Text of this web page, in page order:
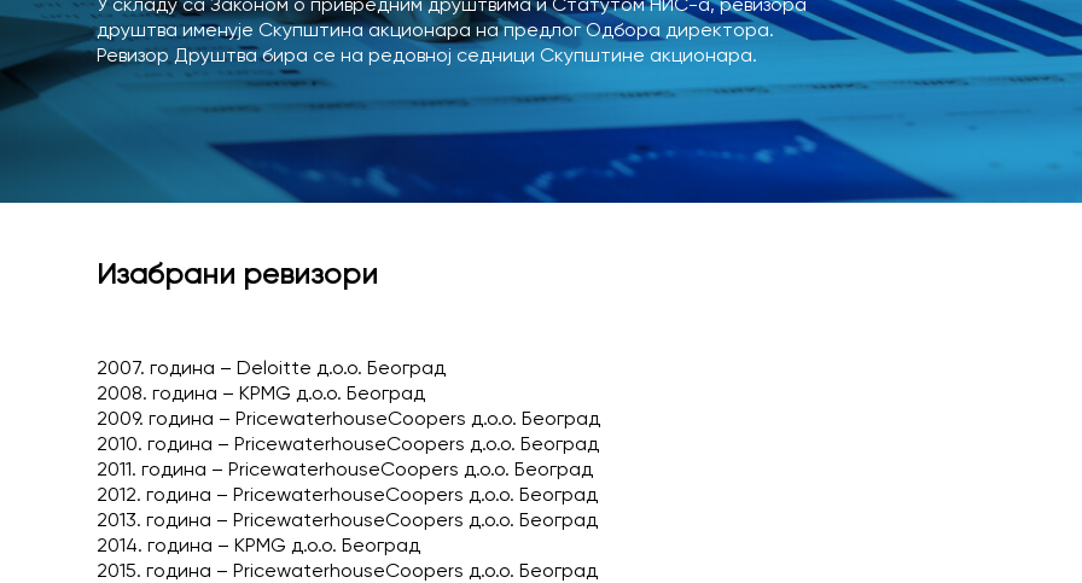
Одбор
Екстерни
Послови са
друштва именује Скупштина акционара на предлог Одбора директора.
Ревизор Друштва бира се на редовној седници Скупштине акционара.
Изабрани ревизори
2007. година – Deloitte д.о.о. Београд
2008. година – KPMG д.о.о. Београд
2009. година – PricewaterhouseCoopers д.о.о. Београд
2010. година – PricewaterhouseCoopers д.о.о. Београд
2011. година – PricewaterhouseCoopers д.о.о. Београд
2012. година – PricewaterhouseCoopers д.о.о. Београд
2013. година – PricewaterhouseCoopers д.о.о. Београд
2014. година – KPMG д.о.о. Београд
2015. година – PricewaterhouseCoopers д.о.о. Београд